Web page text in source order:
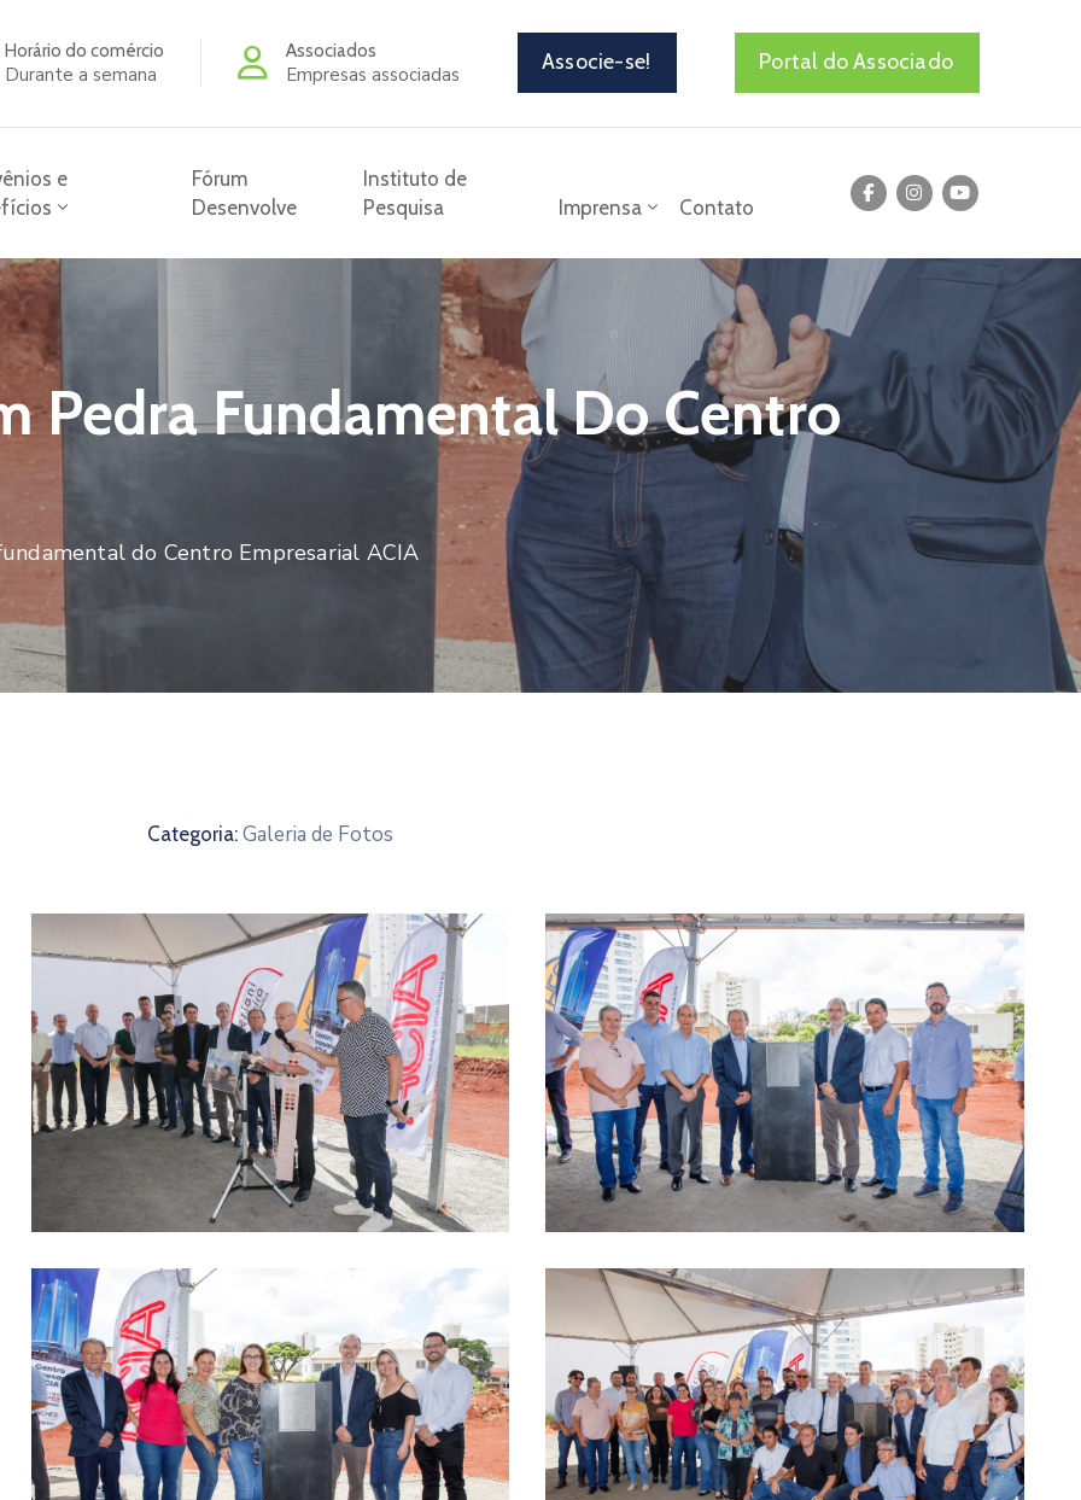
Horário do comércio
Durante a semana
Associados
Empresas associadas Associe-se! Portal do Associado
e
Fórum
Desenvolve
Instituto de
Pesquisa
Imprensa Contato
Pedra Fundamental Do Centro
do Centro Empresarial ACIA
Categoria: Galeria de Fotos